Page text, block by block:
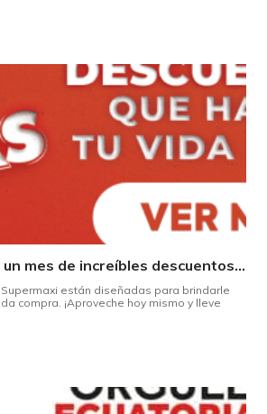
¡Prepárese para un mes de increíbles descuentos en Supermaxi!
están diseñadas para brindarle
compra. ¡Aproveche hoy mismo y lleve